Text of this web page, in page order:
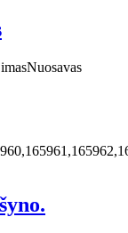
Nuosavas